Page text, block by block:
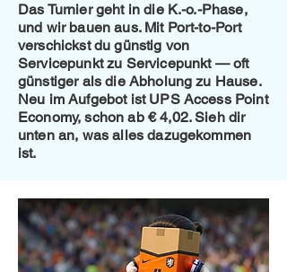
Das Turnier geht in die K.-o.-Phase,
und wir bauen aus. Mit Port-to-Port
verschickst du günstig von
Servicepunkt zu Servicepunkt — oft
günstiger als die Abholung zu Hause.
Neu im Aufgebot ist UPS Access Point
Economy, schon ab € 4,02. Sieh dir
unten an, was alles dazugekommen
ist.